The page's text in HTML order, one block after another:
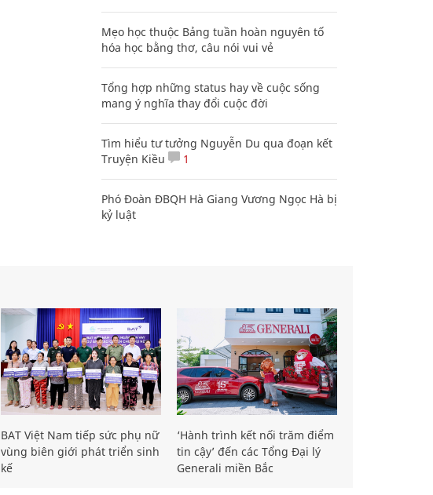
Mẹo học thuộc Bảng tuần hoàn nguyên tố
hóa học bằng thơ, câu nói vui vẻ
Tổng hợp những status hay về cuộc sống
mang ý nghĩa thay đổi cuộc đời
Tìm hiểu tư tưởng Nguyễn Du qua đoạn kết
Truyện Kiều
1
Phó Đoàn ĐBQH Hà Giang Vương Ngọc Hà bị
kỷ luật
BAT Việt Nam tiếp sức phụ nữ
vùng biên giới phát triển sinh
kế
‘Hành trình kết nối trăm điểm
tin cậy’ đến các Tổng Đại lý
Generali miền Bắc